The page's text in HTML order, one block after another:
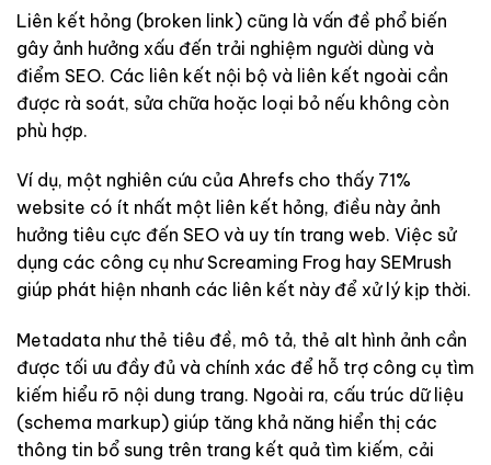
Liên kết hỏng (broken link) cũng là vấn đề phổ biến
gây ảnh hưởng xấu đến trải nghiệm người dùng và
điểm SEO. Các liên kết nội bộ và liên kết ngoài cần
được rà soát, sửa chữa hoặc loại bỏ nếu không còn
phù hợp.
Ví dụ, một nghiên cứu của Ahrefs cho thấy 71%
website có ít nhất một liên kết hỏng, điều này ảnh
hưởng tiêu cực đến SEO và uy tín trang web. Việc sử
dụng các công cụ như Screaming Frog hay SEMrush
giúp phát hiện nhanh các liên kết này để xử lý kịp thời.
Metadata như thẻ tiêu đề, mô tả, thẻ alt hình ảnh cần
được tối ưu đầy đủ và chính xác để hỗ trợ công cụ tìm
kiếm hiểu rõ nội dung trang. Ngoài ra, cấu trúc dữ liệu
(schema markup) giúp tăng khả năng hiển thị các
thông tin bổ sung trên trang kết quả tìm kiếm, cải